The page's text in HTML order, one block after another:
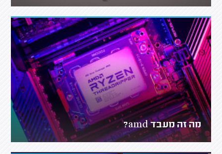
מה זה מעבד amd?